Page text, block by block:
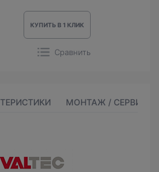
КУПИТЬ В 1 КЛИК
Сравнить
МОНТАЖ / СЕРВИС